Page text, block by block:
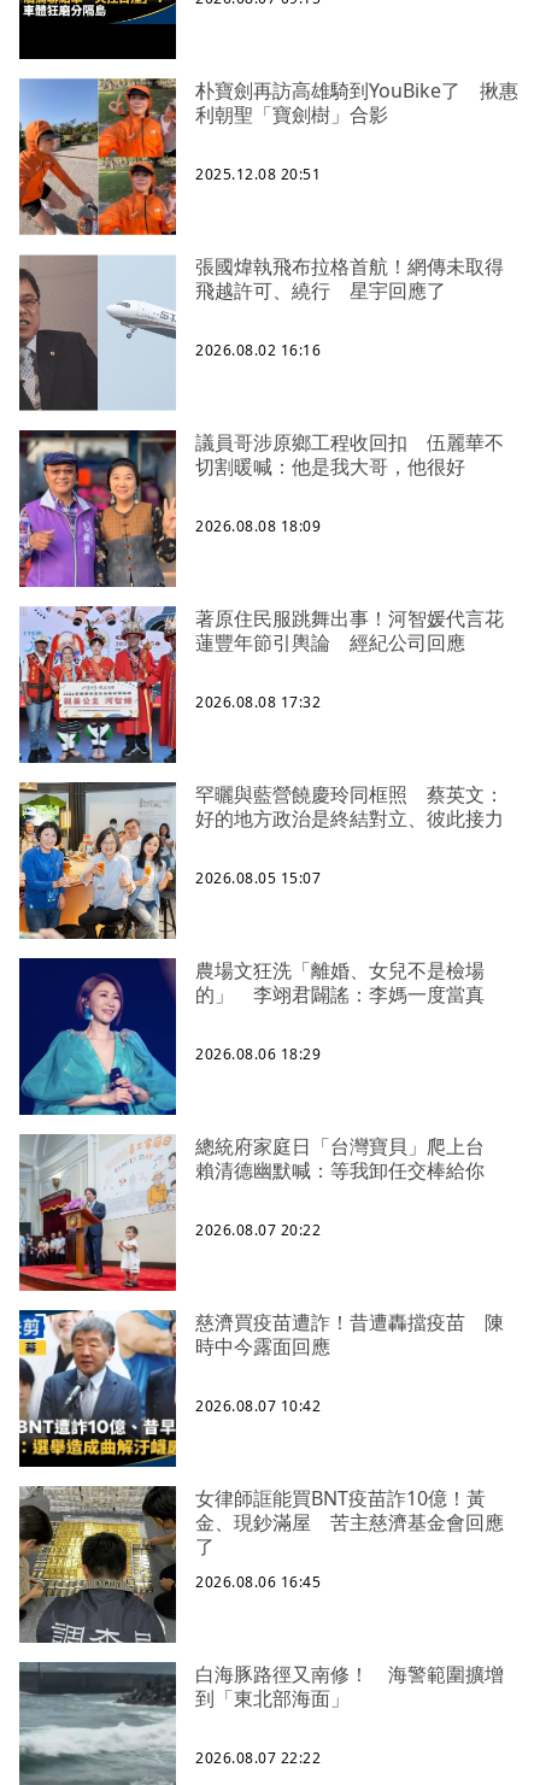
朴寶劍再訪高雄騎到YouBike了 揪惠
利朝聖「寶劍樹」合影
2025.12.08 20:51
張國煒執飛布拉格首航！網傳未取得
飛越許可、繞行 星宇回應了
2026.08.02 16:16
議員哥涉原鄉工程收回扣 伍麗華不
切割暖喊：他是我大哥，他很好
2026.08.08 18:09
著原住民服跳舞出事！河智媛代言花
蓮豐年節引輿論 經紀公司回應
2026.08.08 17:32
罕曬與藍營饒慶玲同框照 蔡英文：
好的地方政治是終結對立、彼此接力
2026.08.05 15:07
農場文狂洗「離婚、女兒不是檢場
的」 李翊君闢謠：李媽一度當真
2026.08.06 18:29
總統府家庭日「台灣寶貝」爬上台
賴清德幽默喊：等我卸任交棒給你
2026.08.07 20:22
慈濟買疫苗遭詐！昔遭轟擋疫苗 陳
時中今露面回應
2026.08.07 10:42
女律師誆能買BNT疫苗詐10億！黃
金、現鈔滿屋 苦主慈濟基金會回應
了
2026.08.06 16:45
白海豚路徑又南修！ 海警範圍擴增
到「東北部海面」
2026.08.07 22:22